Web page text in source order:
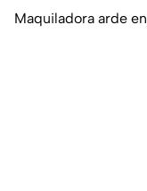
Maquiladora arde